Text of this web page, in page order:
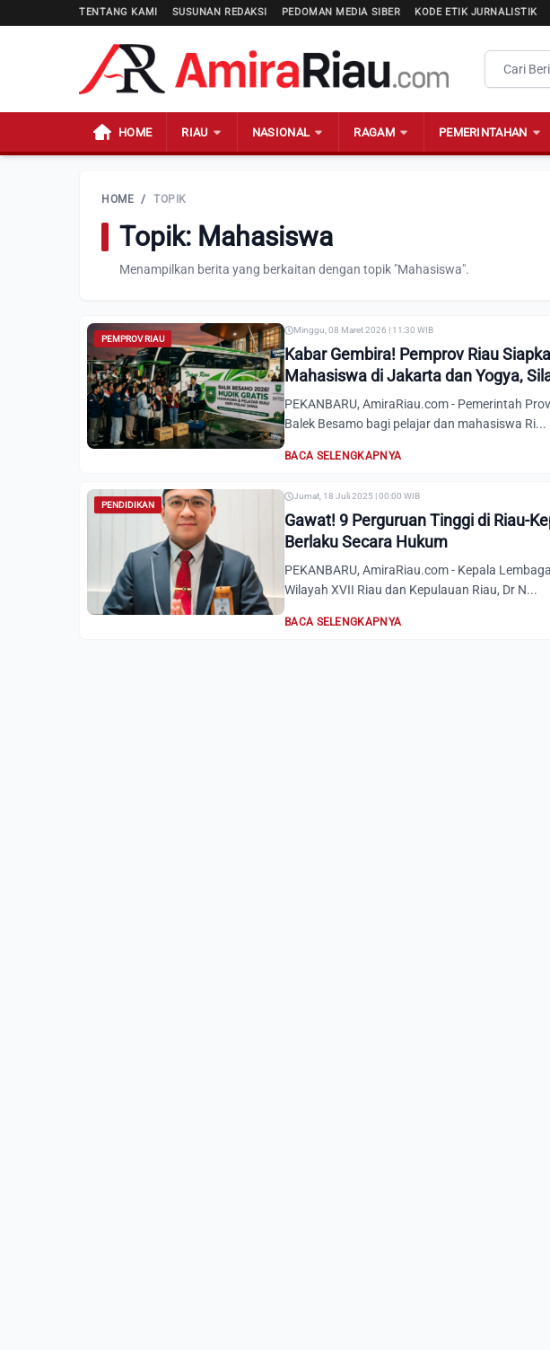
TENTANG KAMI SUSUNAN REDAKSI PEDOMAN MEDIA SIBER KODE ETIK JURNALISTIK
HOME RIAU NASIONAL RAGAM PEMERINTAHAN
HOME / TOPIK
Topik: Mahasiswa
Menampilkan berita yang berkaitan dengan topik "Mahasiswa".
PEMPROV RIAU
Minggu, 08 Maret 2026 | 11:30 WIB
Kabar Gembira! Pemprov Riau
Mahasiswa di Jakarta dan Yogya,
PEKANBARU, AmiraRiau.com - Pemerintah
Balek Besamo bagi pelajar dan mahasiswa Ri...
BACA SELENGKAPNYA
PENDIDIKAN
Jumat, 18 Juli 2025 | 00:00 WIB
Gawat! 9 Perguruan Tinggi di Riau-
Berlaku Secara Hukum
PEKANBARU, AmiraRiau.com - Kepala
Wilayah XVII Riau dan Kepulauan Riau, Dr N...
BACA SELENGKAPNYA